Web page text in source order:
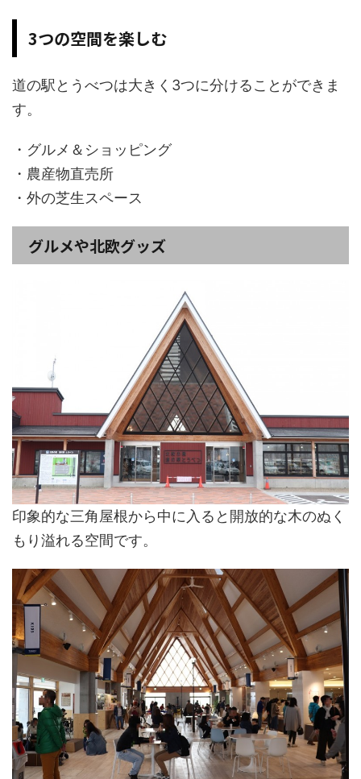
3つの空間を楽しむ
道の駅とうべつは大きく3つに分けることができま
す。
・グルメ＆ショッピング
・農産物直売所
・外の芝生スペース
グルメや北欧グッズ
印象的な三角屋根から中に入ると開放的な木のぬく
もり溢れる空間です。